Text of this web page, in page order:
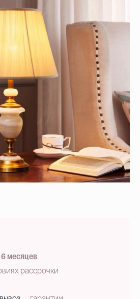
6 месяцев
рассрочки